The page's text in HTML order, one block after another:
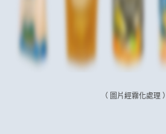
（ 圖片經霧化處理 ）